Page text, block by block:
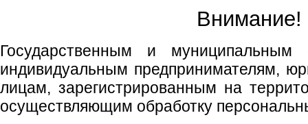
Внимание!
Государственным и муниципальным
индивидуальным предпринимателям,
лицам, зарегистрированным на
осуществляющим обработку